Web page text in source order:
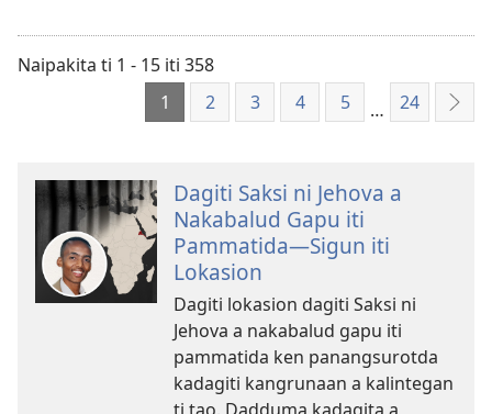
Naipakita ti 1 - 15 iti 358
1
2 3 4 5 … 24
Dagiti Saksi ni Jehova a
Nakabalud Gapu iti
Pammatida—Sigun iti
Lokasion
Dagiti lokasion dagiti Saksi ni
Jehova a nakabalud gapu iti
pammatida ken panangsurotda
kadagiti kangrunaan a kalintegan